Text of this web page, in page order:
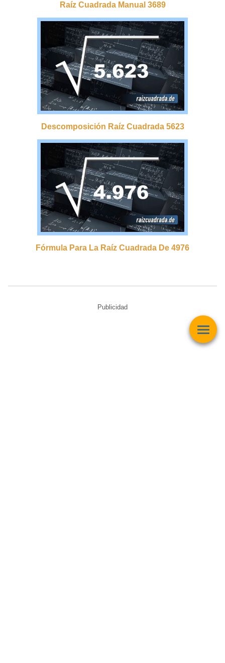
Raíz Cuadrada Manual 3689
Descomposición Raíz Cuadrada 5623
Fórmula Para La Raíz Cuadrada De 4976
Publicidad